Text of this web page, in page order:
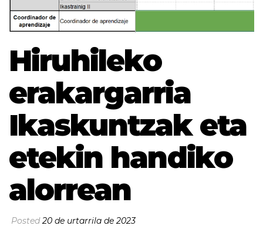
Hiruhileko
erakargarria
Ikaskuntzak eta
etekin handiko
alorrean
Posted20 de urtarrila de 2023